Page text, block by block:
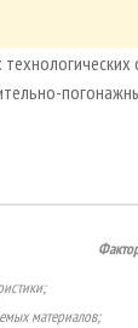
материалов;